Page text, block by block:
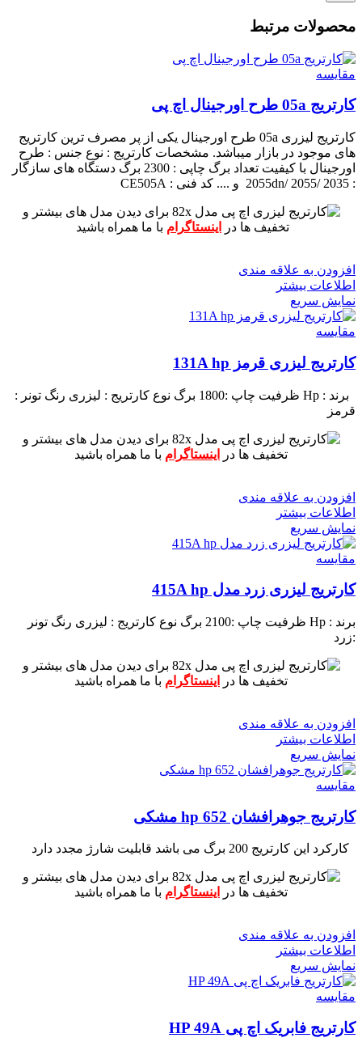
محصولات مرتبط
مقايسه
کارتریج 05a طرح اورجینال اچ پی
کارتریج لیزری 05a طرح اورجینال یکی از پر مصرف ترین کارتریج
های موجود در بازار میباشد. مشخصات کارتریج : نوع جنس : طرح
اورجینال با کیفیت تعداد برگ چاپی : 2300 برگ
دستگاه های سازگار
: 2055dn/ 2055/ 2035 و ....
کد فنی : CE505A
برای دیدن مدل های بیشتر و
تخفیف ها در
اینستاگرام با ما همراه باشید
افزودن به علاقه مندی
اطلاعات بیشتر
نمایش سریع
مقايسه
کارتریج لیزری قرمز 131A hp
برند : Hp ظرفیت چاپ :1800 برگ نوع کارتریج : لیزری رنگ تونر :
قرمز
برای دیدن مدل های بیشتر و
تخفیف ها در
اینستاگرام با ما همراه باشید
افزودن به علاقه مندی
اطلاعات بیشتر
نمایش سریع
مقايسه
کارتریج لیزری زرد مدل 415A hp
برند : Hp ظرفیت چاپ :2100 برگ نوع کارتریج : لیزری رنگ تونر
:زرد
برای دیدن مدل های بیشتر و
تخفیف ها در
اینستاگرام با ما همراه باشید
افزودن به علاقه مندی
اطلاعات بیشتر
نمایش سریع
مقايسه
کارتریج جوهرافشان 652 hp مشکی
کارکرد این کارتریج 200 برگ می باشد قابلیت شارژ مجدد دارد
برای دیدن مدل های بیشتر و
تخفیف ها در
اینستاگرام با ما همراه باشید
افزودن به علاقه مندی
اطلاعات بیشتر
نمایش سریع
مقايسه
کارتریج فابریک اچ پی HP 49A